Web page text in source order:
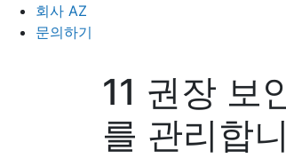
회사 AZ
문의하기
11 권장 보
를 관리합